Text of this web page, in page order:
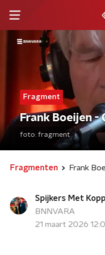
Fragment
Frank Boeijen -
foto: fragment
Fragmenten Frank
Spijkers Met
BNNVARA
21 maart 2026